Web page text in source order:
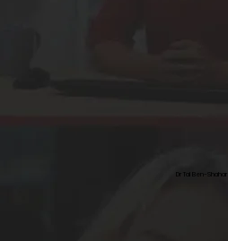
Dr Tal Ben-Shahar